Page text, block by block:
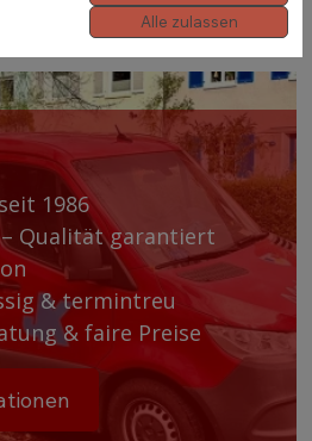
1986
Qualität garantiert
& termintreu
& faire Preise
Alle zulassen